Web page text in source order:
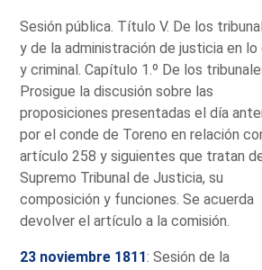
Sesión pública. Título V. De los
y de la administración de justicia en lo
y criminal. Capítulo 1.º De los
Prosigue la discusión sobre las
proposiciones presentadas el día
por el conde de Toreno en relación
artículo 258 y siguientes que tratan
Supremo Tribunal de Justicia, su
composición y funciones. Se acuerda
devolver el artículo a la comisión.
23 noviembre 1811: Sesión de la